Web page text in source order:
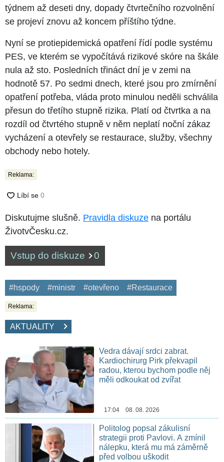
týdnem až deseti dny, dopady čtvrtečního rozvolnění
se projeví znovu až koncem příštího týdne.
Nyní se protiepidemická opatření řídí podle systému
PES, ve kterém se vypočítává rizikové skóre na škále
nula až sto. Posledních třináct dní je v zemi na
hodnotě 57. Po sedmi dnech, které jsou pro zmírnění
opatření potřeba, vláda proto minulou neděli schválila
přesun do třetího stupně rizika. Platí od čtvrtka a na
rozdíl od čtvrtého stupně v něm neplatí noční zákaz
vycházení a otevřely se restaurace, služby, všechny
obchody nebo hotely.
Reklama:
Diskutujme slušně. Pravidla diskuze na portálu
ŽivotvČesku.cz.
Vstup do diskuze 0
#hspody #ministr #otevřeno #Restaurace
Reklama:
AKTUALITY
Vedra dávají srdci zabrat.
Kardiochirurg Pirk překvapil
radou, kterou bychom podle něj
měli odkoukat od zvířat
17:04 08. 08. 2026
Politolog popsal zákulisní
strategii proti Pavlovi. A zmínil
nálepku, která mu má záměrně
před volbou uškodit